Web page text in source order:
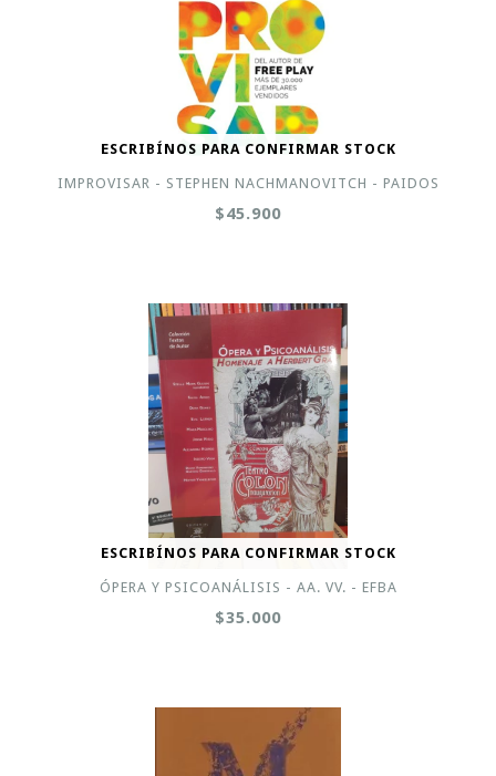
ESCRIBÍNOS PARA CONFIRMAR STOCK
IMPROVISAR - STEPHEN NACHMANOVITCH - PAIDOS
$45.900
ESCRIBÍNOS PARA CONFIRMAR STOCK
ÓPERA Y PSICOANÁLISIS - AA. VV. - EFBA
$35.000